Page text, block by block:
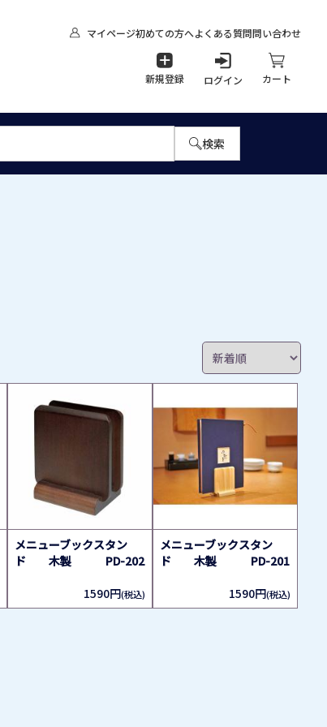
マイページ初めての方へ
新規登録
よくある質問
ログイン
問い合わせ
カート
検索
メニューブックスタン
ド 木製 PD-202
1590円(税込)
メニューブックスタン
ド 木製 PD-201
1590円(税込)